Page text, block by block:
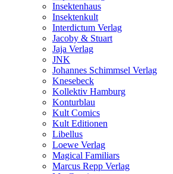
Insektenhaus
Insektenkult
Interdictum Verlag
Jacoby & Stuart
Jaja Verlag
JNK
Johannes Schimmsel Verlag
Knesebeck
Kollektiv Hamburg
Konturblau
Kult Comics
Kult Editionen
Libellus
Loewe Verlag
Magical Familiars
Marcus Repp Verlag